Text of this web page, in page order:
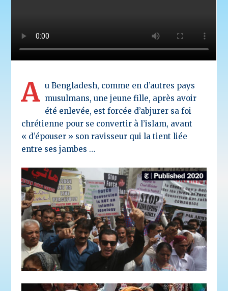
A u Bengladesh, comme en d’autres pays
musulmans, une jeune fille, après avoir
été enlevée, est forcée d’abjurer sa foi
chrétienne pour se convertir à l’islam, avant
« d’épouser » son ravisseur qui la tient liée
entre ses jambes …